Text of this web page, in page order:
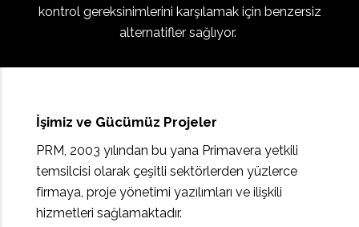
kontrol gereksinimlerini karşılamak için benzersiz
alternatifler sağlıyor.
İşimiz ve Gücümüz Projeler
PRM, 2003 yılından bu yana Primavera yetkili
temsilcisi olarak çeşitli sektörlerden yüzlerce
firmaya, proje yönetimi yazılımları ve ilişkili
hizmetleri sağlamaktadır.